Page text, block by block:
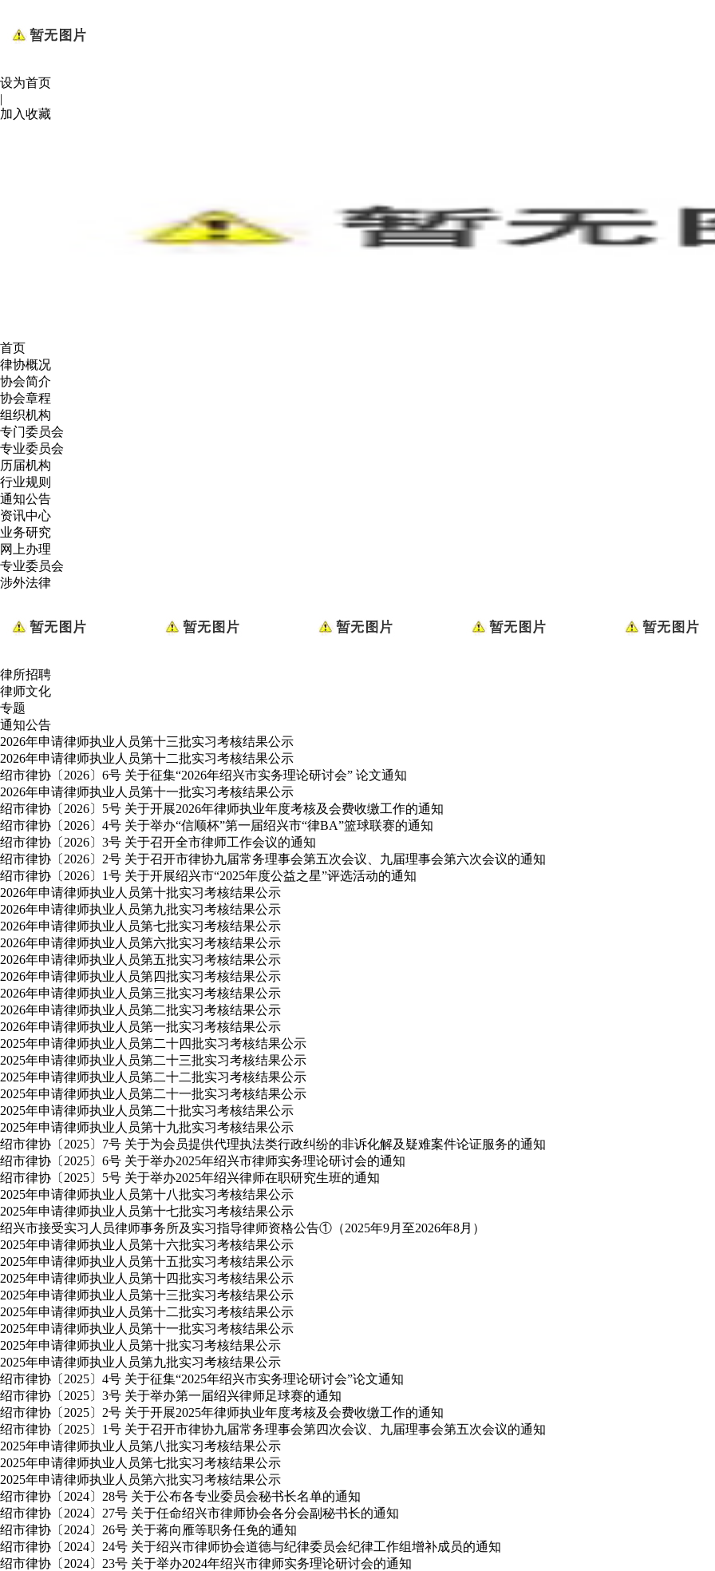
设为首页
|
加入收藏
首页
律协概况
协会简介
协会章程
组织机构
专门委员会
专业委员会
历届机构
行业规则
通知公告
资讯中心
业务研究
网上办理
专业委员会
涉外法律
律所招聘
律师文化
专题
通知公告
2026年申请律师执业人员第十三批实习考核结果公示
2026年申请律师执业人员第十二批实习考核结果公示
绍市律协〔2026〕6号 关于征集“2026年绍兴市实务理论研讨会” 论文通知
2026年申请律师执业人员第十一批实习考核结果公示
绍市律协〔2026〕5号 关于开展2026年律师执业年度考核及会费收缴工作的通知
绍市律协〔2026〕4号 关于举办“信顺杯”第一届绍兴市“律BA”篮球联赛的通知
绍市律协〔2026〕3号 关于召开全市律师工作会议的通知
绍市律协〔2026〕2号 关于召开市律协九届常务理事会第五次会议、九届理事会第六次会议的通知
绍市律协〔2026〕1号 关于开展绍兴市“2025年度公益之星”评选活动的通知
2026年申请律师执业人员第十批实习考核结果公示
2026年申请律师执业人员第九批实习考核结果公示
2026年申请律师执业人员第七批实习考核结果公示
2026年申请律师执业人员第六批实习考核结果公示
2026年申请律师执业人员第五批实习考核结果公示
2026年申请律师执业人员第四批实习考核结果公示
2026年申请律师执业人员第三批实习考核结果公示
2026年申请律师执业人员第二批实习考核结果公示
2026年申请律师执业人员第一批实习考核结果公示
2025年申请律师执业人员第二十四批实习考核结果公示
2025年申请律师执业人员第二十三批实习考核结果公示
2025年申请律师执业人员第二十二批实习考核结果公示
2025年申请律师执业人员第二十一批实习考核结果公示
2025年申请律师执业人员第二十批实习考核结果公示
2025年申请律师执业人员第十九批实习考核结果公示
绍市律协〔2025〕7号 关于为会员提供代理执法类行政纠纷的非诉化解及疑难案件论证服务的通知
绍市律协〔2025〕6号 关于举办2025年绍兴市律师实务理论研讨会的通知
绍市律协〔2025〕5号 关于举办2025年绍兴律师在职研究生班的通知
2025年申请律师执业人员第十八批实习考核结果公示
2025年申请律师执业人员第十七批实习考核结果公示
绍兴市接受实习人员律师事务所及实习指导律师资格公告①（2025年9月至2026年8月）
2025年申请律师执业人员第十六批实习考核结果公示
2025年申请律师执业人员第十五批实习考核结果公示
2025年申请律师执业人员第十四批实习考核结果公示
2025年申请律师执业人员第十三批实习考核结果公示
2025年申请律师执业人员第十二批实习考核结果公示
2025年申请律师执业人员第十一批实习考核结果公示
2025年申请律师执业人员第十批实习考核结果公示
2025年申请律师执业人员第九批实习考核结果公示
绍市律协〔2025〕4号 关于征集“2025年绍兴市实务理论研讨会”论文通知
绍市律协〔2025〕3号 关于举办第一届绍兴律师足球赛的通知
绍市律协〔2025〕2号 关于开展2025年律师执业年度考核及会费收缴工作的通知
绍市律协〔2025〕1号 关于召开市律协九届常务理事会第四次会议、九届理事会第五次会议的通知
2025年申请律师执业人员第八批实习考核结果公示
2025年申请律师执业人员第七批实习考核结果公示
2025年申请律师执业人员第六批实习考核结果公示
绍市律协〔2024〕28号 关于公布各专业委员会秘书长名单的通知
绍市律协〔2024〕27号 关于任命绍兴市律师协会各分会副秘书长的通知
绍市律协〔2024〕26号 关于蒋向雁等职务任免的通知
绍市律协〔2024〕24号 关于绍兴市律师协会道德与纪律委员会纪律工作组增补成员的通知
绍市律协〔2024〕23号 关于举办2024年绍兴市律师实务理论研讨会的通知